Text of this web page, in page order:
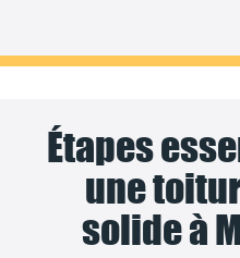
Étapes
une
solide à